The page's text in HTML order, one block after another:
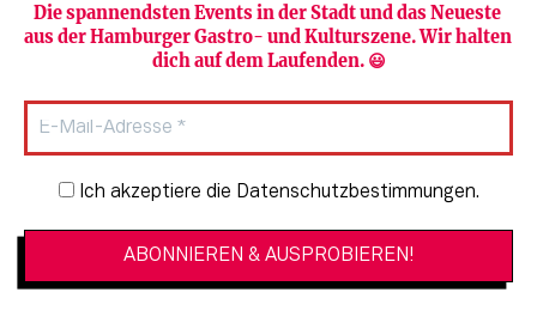
Die spannendsten Events in der Stadt und das Neueste
aus der Hamburger Gastro- und Kulturszene. Wir halten
dich auf dem Laufenden. 😃
Newsletter-Anmeldung
Ich akzeptiere die Datenschutzbestimmungen.
Newsletter abonnieren
HAMBURG PUR
Verlag